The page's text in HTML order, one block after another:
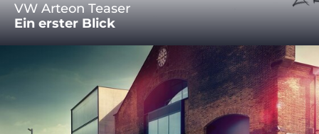
VW Arteon Teaser
Ein erster Blick